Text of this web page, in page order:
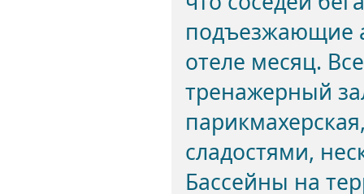
подъезжающие
отеле месяц.
тренажерный
сладостями,
Бассейны на